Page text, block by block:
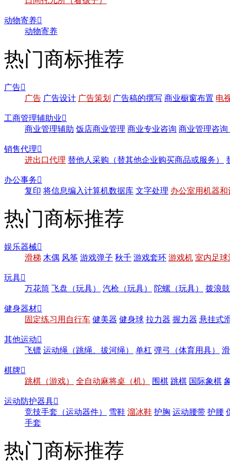
动物寄养
动物寄养
热门商标推荐
广告
广告 广告设计 广告策划 广告稿的撰写 商业橱窗布置 电
工商管理辅助业
商业管理辅助 饭店商业管理 商业专业咨询 商业管理咨询
销售代理
进出口代理 替他人采购（替其他企业购买商品或服务）
办公事务
复印 将信息编入计算机数据库 文字处理 办公室用机器
热门商标推荐
娱乐器械
滑梯 木偶 风筝 游戏弹子 秋千 游戏套环 游戏机 室内足球
玩具
万花筒 飞盘（玩具） 汽枪（玩具） 陀螺（玩具） 拨浪
健身器材
固定练习用自行车 健美器 健身球 拉力器 握力器 悬挂式
其他运动
飞镖 运动绳（跳绳、拔河绳） 单杠 弹弓（体育用具）
棋牌
跳棋（游戏）
全自动麻将桌（机） 围棋 跳棋 国际象棋
运动防护器具
竞技手套（运动器件）
雪鞋 溜冰鞋 护胸 运动腰带 护腰
手套
热门商标推荐